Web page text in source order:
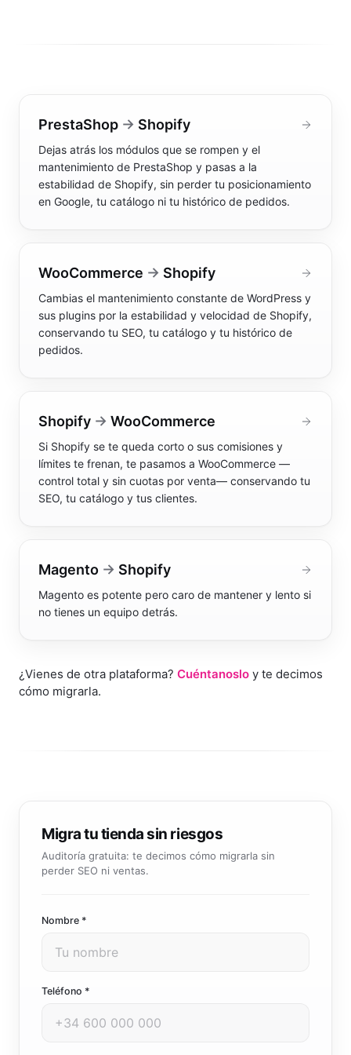
PrestaShop → Shopify
Dejas atrás los módulos que se rompen y el
mantenimiento de PrestaShop y pasas a la
estabilidad de Shopify, sin perder tu posicionamiento
en Google, tu catálogo ni tu histórico de pedidos.
WooCommerce → Shopify
Cambias el mantenimiento constante de WordPress y
sus plugins por la estabilidad y velocidad de Shopify,
conservando tu SEO, tu catálogo y tu histórico de
pedidos.
Shopify → WooCommerce
Si Shopify se te queda corto o sus comisiones y
límites te frenan, te pasamos a WooCommerce —
control total y sin cuotas por venta— conservando tu
SEO, tu catálogo y tus clientes.
Magento → Shopify
Magento es potente pero caro de mantener y lento si
no tienes un equipo detrás.
¿Vienes de otra plataforma? Cuéntanoslo y te decimos
cómo migrarla.
Migra tu tienda sin riesgos
Auditoría gratuita: te decimos cómo migrarla sin
perder SEO ni ventas.
Nombre *
Teléfono *